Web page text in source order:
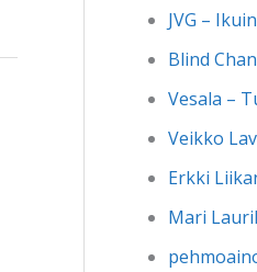
JVG –
Blind
Vesala –
Veikko
Erkki
Mari